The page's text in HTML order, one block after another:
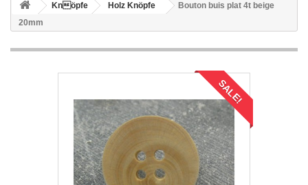
Knöpfe Holz Knöpfe
Bouton buis plat 4t beige
20mm
SALE!